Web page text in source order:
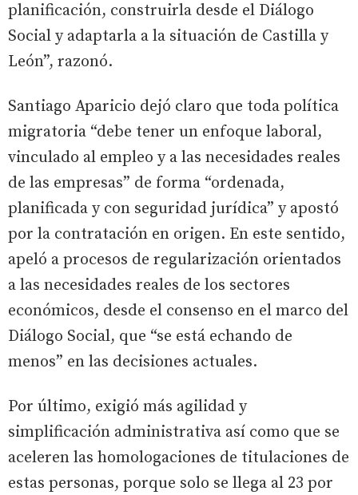
planificación, construirla desde el Diálogo
Social y adaptarla a la situación de Castilla y
León”, razonó.
Santiago Aparicio dejó claro que toda política
migratoria “debe tener un enfoque laboral,
vinculado al empleo y a las necesidades reales
de las empresas” de forma “ordenada,
planificada y con seguridad jurídica” y apostó
por la contratación en origen. En este sentido,
apeló a procesos de regularización orientados
a las necesidades reales de los sectores
económicos, desde el consenso en el marco del
Diálogo Social, que “se está echando de
menos” en las decisiones actuales.
Por último, exigió más agilidad y
simplificación administrativa así como que se
aceleren las homologaciones de titulaciones de
estas personas, porque solo se llega al 23 por